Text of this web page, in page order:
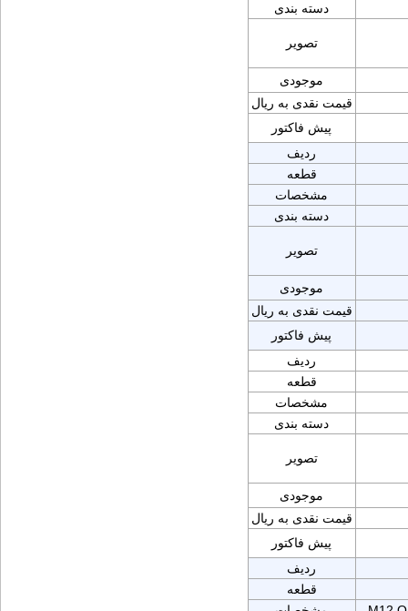
دسته بندی
تصویر
موجودی
قیمت نقدی به ریال
پیش فاکتور
ردیف
قطعه
مشخصات
دسته بندی
تصویر
موجودی
قیمت نقدی به ریال
پیش فاکتور
ردیف
قطعه
مشخصات
دسته بندی
تصویر
موجودی
قیمت نقدی به ریال
پیش فاکتور
ردیف
قطعه